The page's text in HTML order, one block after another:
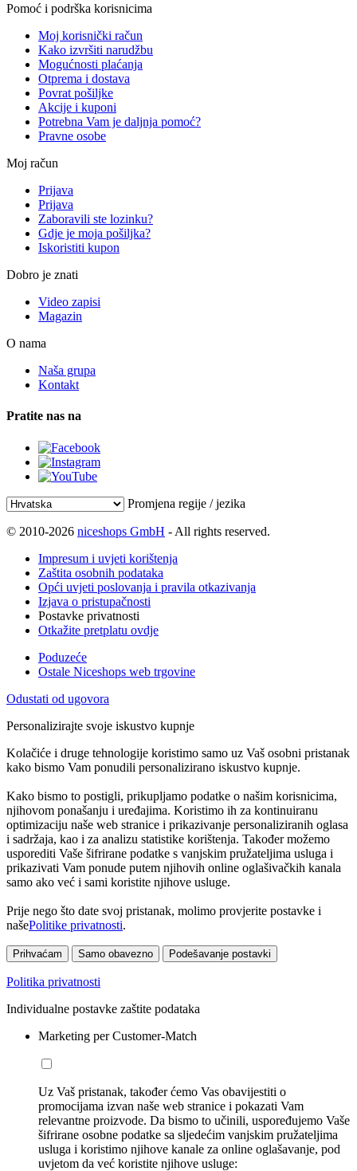
Pomoć i podrška korisnicima
Moj korisnički račun
Kako izvršiti narudžbu
Mogućnosti plaćanja
Otprema i dostava
Povrat pošiljke
Akcije i kuponi
Potrebna Vam je daljnja pomoć?
Pravne osobe
Moj račun
Prijava
Prijava
Zaboravili ste lozinku?
Gdje je moja pošiljka?
Iskoristiti kupon
Dobro je znati
Video zapisi
Magazin
O nama
Naša grupa
Kontakt
Pratite nas na
Promjena regije / jezika
© 2010-2026 niceshops GmbH - All rights reserved.
Impresum i uvjeti korištenja
Zaštita osobnih podataka
Opći uvjeti poslovanja i pravila otkazivanja
Izjava o pristupačnosti
Postavke privatnosti
Otkažite pretplatu ovdje
Poduzeće
Ostale Niceshops web trgovine
Odustati od ugovora
Personalizirajte svoje iskustvo kupnje
Kolačiće i druge tehnologije koristimo samo uz Vaš osobni pristanak
kako bismo Vam ponudili personalizirano iskustvo kupnje.
Kako bismo to postigli, prikupljamo podatke o našim korisnicima,
njihovom ponašanju i uređajima. Koristimo ih za kontinuiranu
optimizaciju naše web stranice i prikazivanje personaliziranih oglasa
i sadržaja, kao i za analizu statistike korištenja. Također možemo
usporediti Vaše šifrirane podatke s vanjskim pružateljima usluga i
prikazivati Vam ponude putem njihovih online oglašivačkih kanala
samo ako već i sami koristite njihove usluge.
Prije nego što date svoj pristanak, molimo provjerite postavke i
našePolitike privatnosti.
Prihvaćam Samo obavezno Podešavanje postavki
Politika privatnosti
Individualne postavke zaštite podataka
Marketing per Customer-Match
Uz Vaš pristanak, također ćemo Vas obavijestiti o
promocijama izvan naše web stranice i pokazati Vam
relevantne proizvode. Da bismo to učinili, uspoređujemo Vaše
šifrirane osobne podatke sa sljedećim vanjskim pružateljima
usluga i koristimo njihove kanale za online oglašavanje, pod
uvjetom da već koristite njihove usluge: